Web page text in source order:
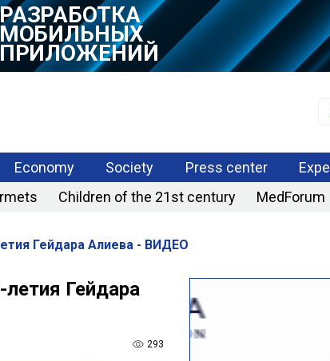
РАЗРАБОТКА
ВЕБ САЙТОВ
Economy Society Press center
Children of the 21st century MedForum
Гейдара Алиева - ВИДЕО
Гейдара
293